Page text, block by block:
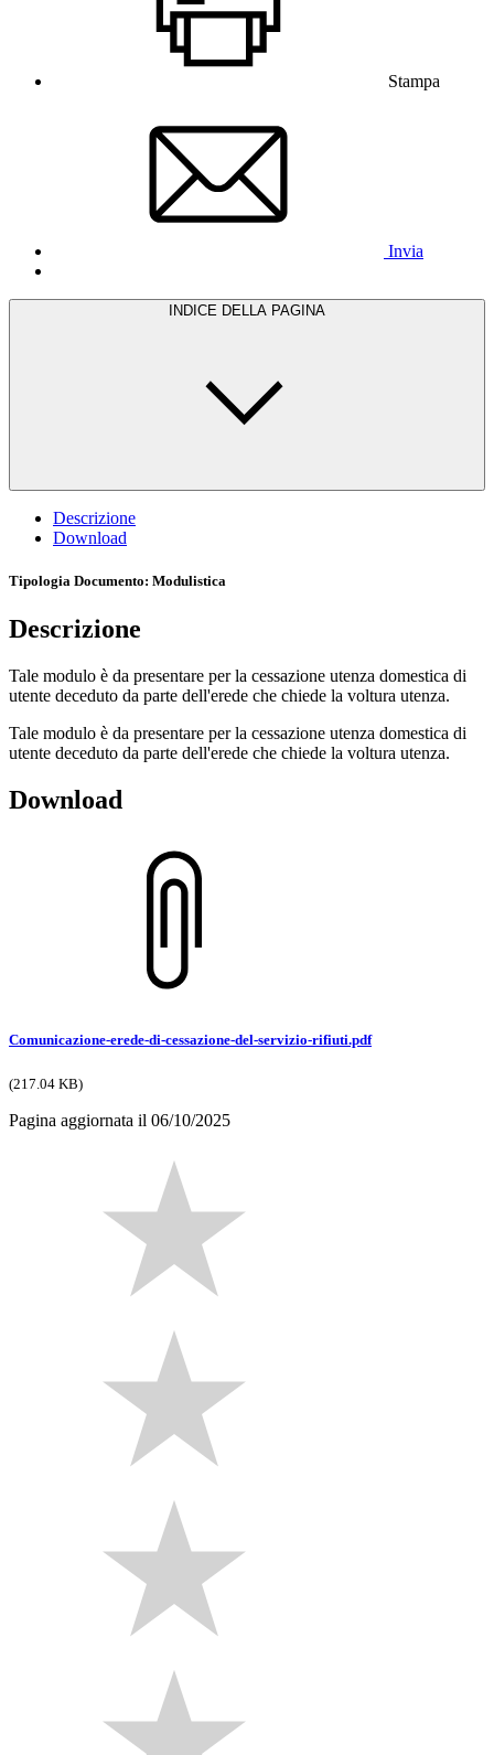
Stampa
Invia
INDICE DELLA PAGINA
Descrizione
Download
Tipologia Documento: Modulistica
Descrizione
Tale modulo è da presentare per la cessazione utenza domestica di
utente deceduto da parte dell'erede che chiede la voltura utenza.
Tale modulo è da presentare per la cessazione utenza domestica di
utente deceduto da parte dell'erede che chiede la voltura utenza.
Download
Comunicazione-erede-di-cessazione-del-servizio-rifiuti.pdf
(217.04 KB)
Pagina aggiornata il 06/10/2025